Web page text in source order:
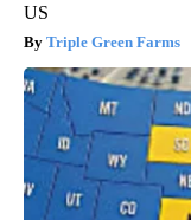
US
Triple Green Farms